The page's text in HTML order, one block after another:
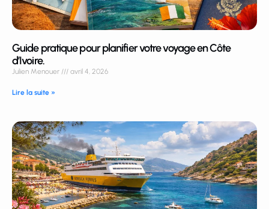
Guide pratique pour planifier votre voyage en Côte
d’Ivoire.
Julien Menouer avril 4, 2026
Lire la suite »